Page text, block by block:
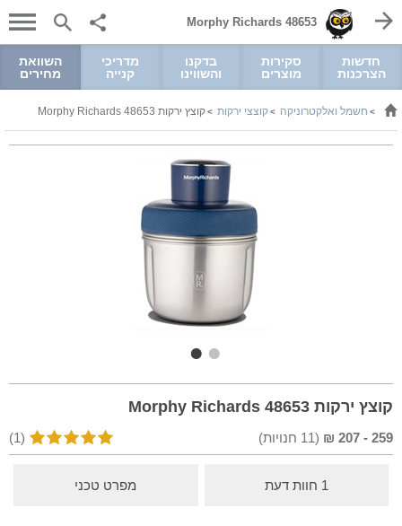
Morphy Richards 48653
חדשות
הצרכנות
סקירות
מוצרים
בדקנו
והשווינו
מדריכי
קנייה
השוואת
מחירים
> חשמל ואלקטרוניקה >קוצצי ירקות >קוצץ ירקות Morphy Richards 48653
קוצץ ירקות Morphy Richards 48653
259
-
207
₪
(
11 חנויות) (1)
1 חוות דעת מפרט טכני